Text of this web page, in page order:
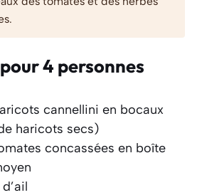
4 personnes
cannellini en bocaux
haricots secs)
concassées en boîte